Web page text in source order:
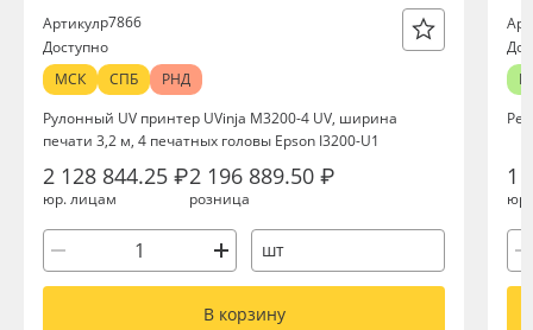
Артикулр7866
Доступно
МСК
СПБ
РНД
Рулонный UV принтер UVinja M3200-4 UV, ширина
печати 3,2 м, 4 печатных головы Epson I3200-U1
2 128 844.25 ₽
юр. лицам
2 196 889.50 ₽
розница
шт
В корзину
1